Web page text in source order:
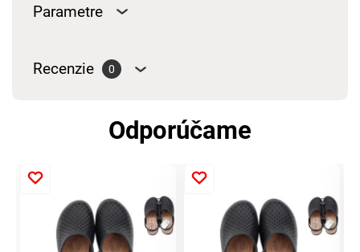
Parametre
Recenzie 0
Odporúčame